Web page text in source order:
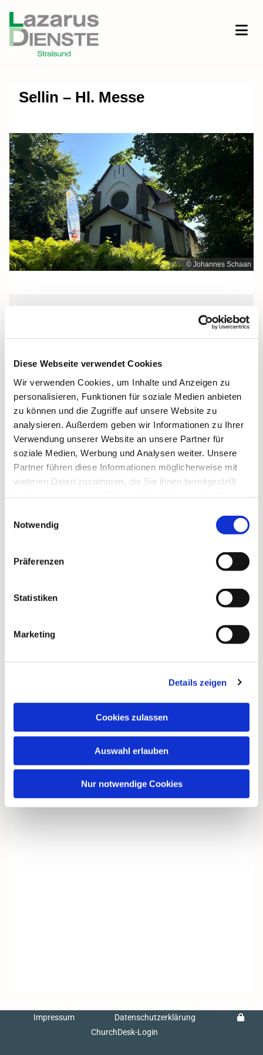
Diese Webseite verwendet Cookies
Wir verwenden Cookies, um Inhalte und Anzeigen zu
personalisieren, Funktionen für soziale Medien anbieten
zu können und die Zugriffe auf unsere Website zu
analysieren. Außerdem geben wir Informationen zu Ihrer
Verwendung unserer Website an unsere Partner für
soziale Medien, Werbung und Analysen weiter. Unsere
Partner führen diese Informationen möglicherweise mit
weiteren Daten zusammen, die Sie ihnen bereitgestellt
Notwendig
Präferenzen
Statistiken
Marketing
Details zeigen
Cookies zulassen
Auswahl erlauben
Nur notwendige Cookies
Sellin – Hl. Messe
© Johannes Schaan
Samstag, 3. Oktober 2026, 17:00 Uhr
Maria Meeresstern, Sellin, Hochufer /
Waldweg, 18586 Sellin
Dies könnte Sie auch
Impressum
Datenschutzerklärung
ChurchDesk-Login